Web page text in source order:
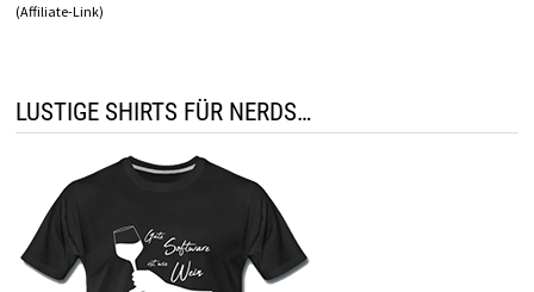
(Affiliate-Link)
LUSTIGE SHIRTS FÜR NERDS…